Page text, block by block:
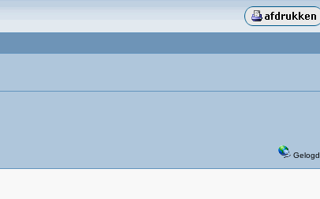
Gelogd